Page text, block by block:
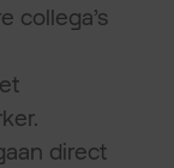
collega’s
direct